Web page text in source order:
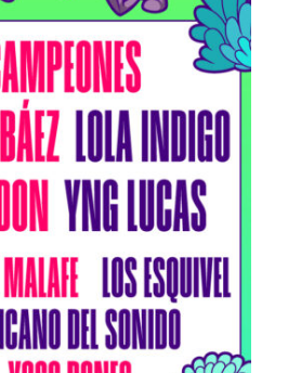
Edwin Jimenez Julio 13, 2026